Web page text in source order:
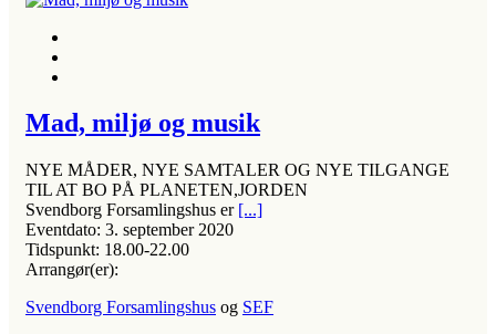
Mad, miljø og musik
NYE MÅDER, NYE SAMTALER OG NYE TILGANGE
TIL AT BO PÅ PLANETEN,JORDEN
Svendborg Forsamlingshus er [...]
Eventdato: 3. september 2020
Tidspunkt: 18.00-22.00
Arrangør(er):
Svendborg Forsamlingshus og SEF